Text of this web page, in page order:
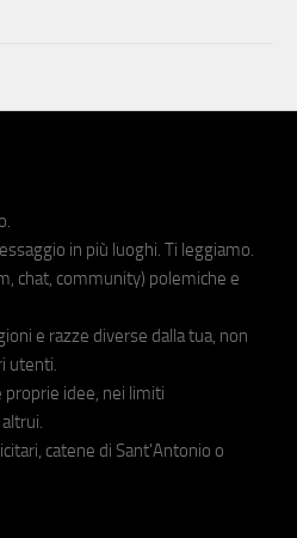
in più luoghi. Ti leggiamo.
chat, community) polemiche e
e razze diverse dalla tua, non
utenti.
idee, nei limiti
catene di Sant'Antonio o